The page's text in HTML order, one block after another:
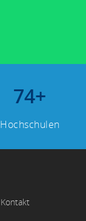
74+
Hochschulen
Kontakt